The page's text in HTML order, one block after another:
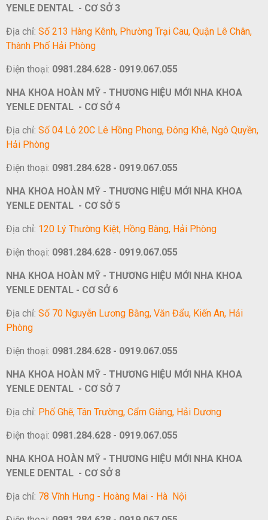
YENLE DENTAL - CƠ SỞ 3
Địa chỉ: Số 213 Hàng Kênh, Phường Trại Cau, Quận Lê Chân,
Thành Phố Hải Phòng
Điện thoại: 0981.284.628 - 0919.067.055
NHA KHOA HOÀN MỸ - THƯƠNG HIỆU MỚI NHA KHOA
YENLE DENTAL - CƠ SỞ 4
Địa chỉ: Số 04 Lô 20C Lê Hồng Phong, Đông Khê, Ngô Quyền,
Hải Phòng
Điện thoại: 0981.284.628 - 0919.067.055
NHA KHOA HOÀN MỸ - THƯƠNG HIỆU MỚI NHA KHOA
YENLE DENTAL - CƠ SỞ 5
Địa chỉ: 120 Lý Thường Kiệt, Hồng Bàng, Hải Phòng
Điện thoại: 0981.284.628 - 0919.067.055
NHA KHOA HOÀN MỸ - THƯƠNG HIỆU MỚI NHA KHOA
YENLE DENTAL - CƠ SỞ 6
Địa chỉ: Số 70 Nguyễn Lương Bằng, Văn Đẩu, Kiến An, Hải
Phòng
Điện thoại: 0981.284.628 - 0919.067.055
NHA KHOA HOÀN MỸ - THƯƠNG HIỆU MỚI NHA KHOA
YENLE DENTAL - CƠ SỞ 7
Địa chỉ: Phố Ghẽ, Tân Trường, Cẩm Giàng, Hải Dương
Điện thoại: 0981.284.628 - 0919.067.055
NHA KHOA HOÀN MỸ - THƯƠNG HIỆU MỚI NHA KHOA
YENLE DENTAL - CƠ SỞ 8
Địa chỉ: 78 Vĩnh Hưng - Hoàng Mai - Hà Nội